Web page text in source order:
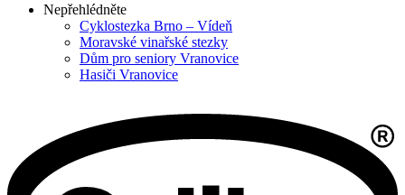
Nepřehlédněte
Cyklostezka Brno – Vídeň
Moravské vinařské stezky
Dům pro seniory Vranovice
Hasiči Vranovice